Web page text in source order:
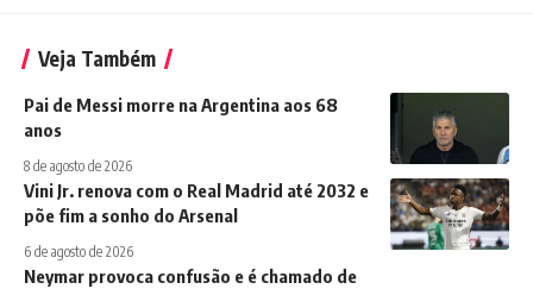
Veja Também
Pai de Messi morre na Argentina aos 68
anos
8 de agosto de 2026
Vini Jr. renova com o Real Madrid até 2032 e
põe fim a sonho do Arsenal
6 de agosto de 2026
Neymar provoca confusão e é chamado de